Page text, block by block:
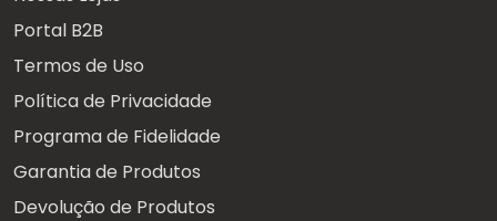
Portal B2B
Termos de Uso
Política de Privacidade
Programa de Fidelidade
Garantia de Produtos
Devolução de Produtos